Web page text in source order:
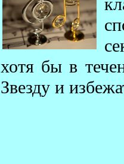
хотя бы в
Звезду и